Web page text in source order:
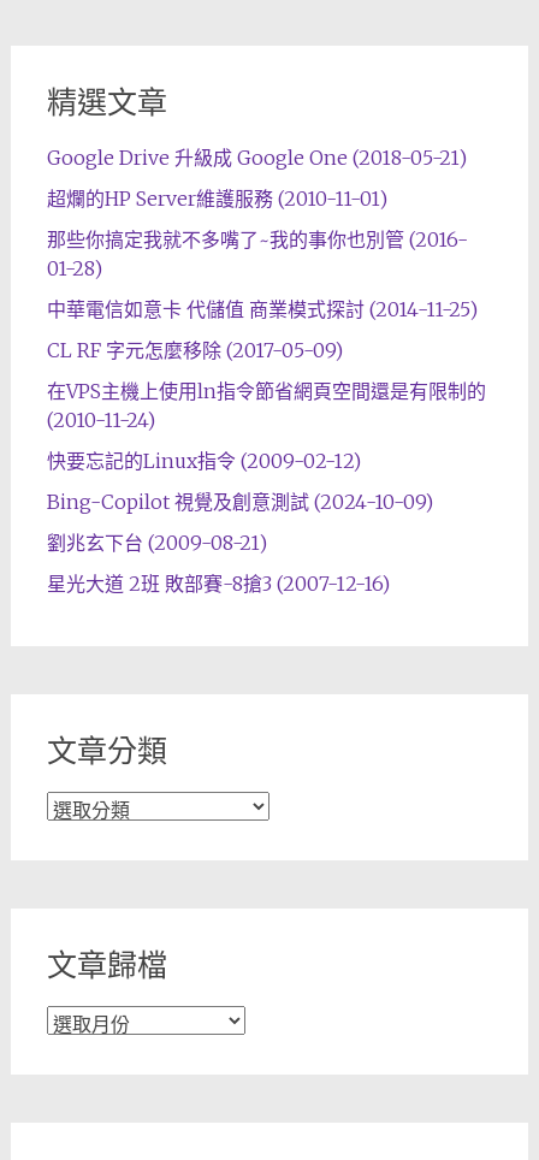
精選文章
Google Drive 升級成 Google One (2018-05-21)
超爛的HP Server維護服務 (2010-11-01)
那些你搞定我就不多嘴了~我的事你也別管 (2016-
01-28)
中華電信如意卡 代儲值 商業模式探討 (2014-11-25)
CL RF 字元怎麼移除 (2017-05-09)
在VPS主機上使用ln指令節省網頁空間還是有限制的
(2010-11-24)
快要忘記的Linux指令 (2009-02-12)
Bing-Copilot 視覺及創意測試 (2024-10-09)
劉兆玄下台 (2009-08-21)
星光大道 2班 敗部賽-8搶3 (2007-12-16)
文章分類
文
文章歸檔
文